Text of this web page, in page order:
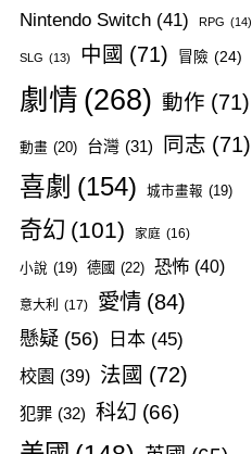
Nintendo Switch (41) RPG (14)
SLG (13) 中國 (71) 冒險 (24)
劇情 (268) 動作 (71)
動畫 (20) 台灣 (31) 同志 (71)
喜劇 (154) 城市畫報 (19)
奇幻 (101) 家庭 (16)
小說 (19) 德國 (22) 恐怖 (40)
意大利 (17) 愛情 (84)
懸疑 (56) 日本 (45)
校園 (39) 法國 (72)
犯罪 (32) 科幻 (66)